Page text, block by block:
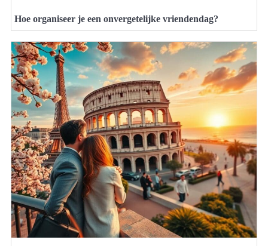
Hoe organiseer je een onvergetelijke vriendendag?